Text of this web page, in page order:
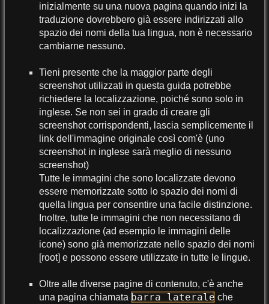
inizialmente su una nuova pagina quando inizi la
traduzione dovrebbero già essere indirizzati allo
spazio dei nomi della tua lingua, non è necessario
cambiarne nessuno.
Tieni presente che la maggior parte degli
screenshot utilizzati in questa guida potrebbe
richiedere la localizzazione, poiché sono solo in
inglese. Se non sei in grado di creare gli
screenshot corrispondenti, lascia semplicemente il
link dell'immagine originale così com'è (uno
screenshot in inglese sarà meglio di nessuno
screenshot)
Tutte le immagini che sono localizzate devono
essere memorizzate sotto lo spazio dei nomi di
quella lingua per consentire una facile distinzione.
Inoltre, tutte le immagini che non necessitano di
localizzazione (ad esempio le immagini delle
icone) sono già memorizzate nello spazio dei nomi
[root] e possono essere utilizzate in tutte le lingue.
Oltre alle diverse pagine di contenuto, c'è anche
una pagina chiamata barra laterale che